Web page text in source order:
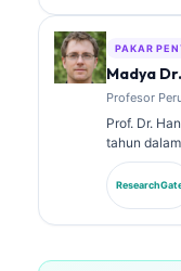
PAKAR
Madya
Profesor
Prof. Dr.
tahun
Kimia
panel